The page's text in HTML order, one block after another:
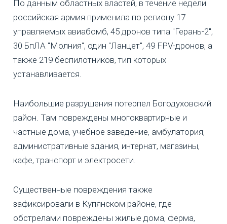
По данным областных властей, в течение недели
российская армия применила по региону 17
управляемых авиабомб, 45 дронов типа "Герань-2",
30 БпЛА "Молния", один "Ланцет", 49 FPV-дронов, а
также 219 беспилотников, тип которых
устанавливается.
Наибольшие разрушения потерпел Богодуховский
район. Там повреждены многоквартирные и
частные дома, учебное заведение, амбулатория,
административные здания, интернат, магазины,
кафе, транспорт и электросети.
Существенные повреждения также
зафиксировали в Купянском районе, где
обстрелами повреждены жилые дома, ферма,